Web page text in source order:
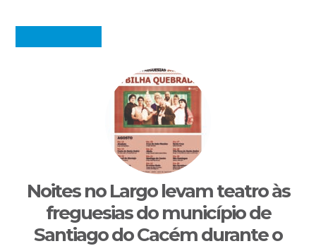
Noites no Largo levam teatro às
freguesias do município de
Santiago do Cacém durante o